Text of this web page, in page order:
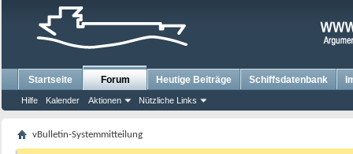
Startseite Forum
Hilfe Kalender Aktionen Nützliche Links
Heutige Beiträge Schiffsdatenbank
vBulletin-Systemmitteilung